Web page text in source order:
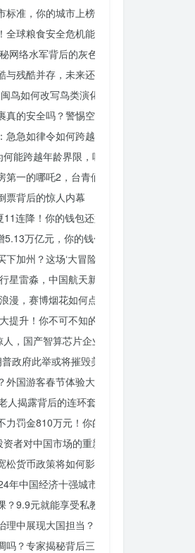
准，你的城市上榜了吗？
球粮食安全危机能否就此终结？
网络水军背后的灰色产业链
残酷并存，未来还能走多远？
鸟如何改写鸟类演化历史？
的安全吗？警惕空包诈骗
急如律令如何跨越文化鸿沟？
能跨越年龄界限，吸引全民观影？
一的哪吒2，台青们为何如此惊叹？
票背后的惊人内幕
连降！你的钱包还好吗？
万亿元，你的钱包准备好了吗？
加州？这场‘大冒险’背后藏着什么秘密
星雷淼，中国航天新时代即将开启
漫，赛博烟花如何点亮夜空？
提升！你不可不知的法治文明新举措
，国产智算芯片企业仅用一周完成！未
政府此举或将摧毁美国信誉？
国游客春节体验大揭秘
人揭露背后的连环套
罚金810万元！你的权益被侵犯了吗？
者对中国市场的重新评估？
货币政策将如何影响你的消费？
年中国经济十强城市大洗牌
9.9元就能享受私教课的秘密
理中展现大国担当？揭秘中国方案的独特
？专家揭秘背后三大原因